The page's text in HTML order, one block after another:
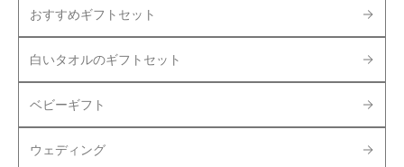
おすすめギフトセット
白いタオルのギフトセット
ベビーギフト
ウェディング